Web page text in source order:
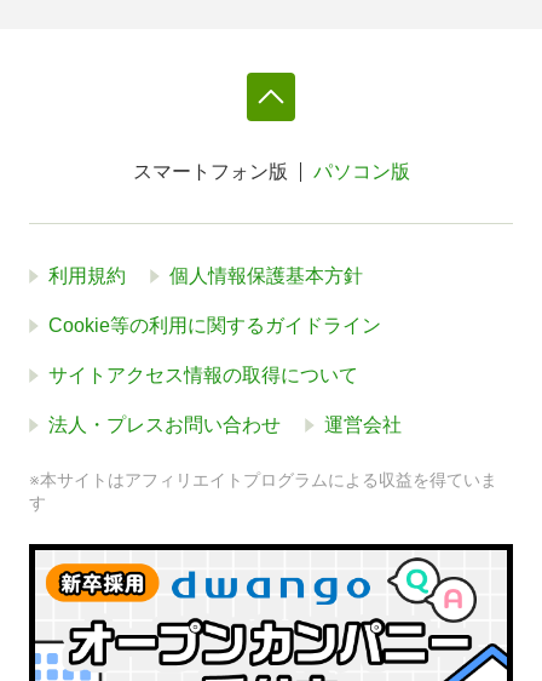
スマートフォン版 パソコン版
利用規約 個人情報保護基本方針
Cookie等の利用に関するガイドライン
サイトアクセス情報の取得について
法人・プレスお問い合わせ 運営会社
※本サイトはアフィリエイトプログラムによる収益を得ていま
す